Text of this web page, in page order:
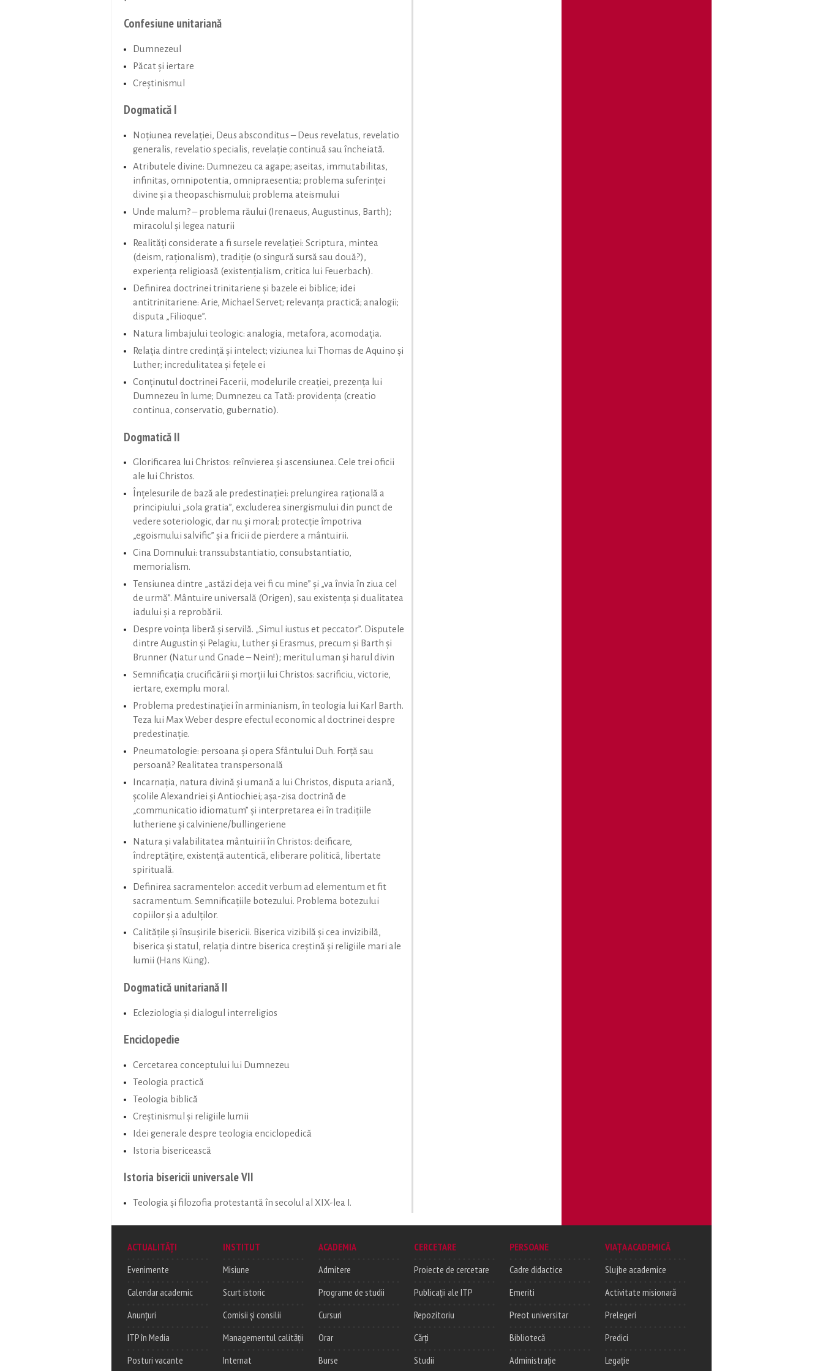
Confesiune unitariană
Dumnezeul
Păcat și iertare
Creștinismul
Dogmatică I
Noţiunea revelaţiei, Deus absconditus – Deus revelatus, revelatio
generalis, revelatio specialis, revelaţie continuă sau încheiată.
Atributele divine: Dumnezeu ca agape; aseitas, immutabilitas,
infinitas, omnipotentia, omnipraesentia; problema suferinţei
divine şi a theopaschismului; problema ateismului
Unde malum? – problema răului (Irenaeus, Augustinus, Barth);
miracolul şi legea naturii
Realităţi considerate a fi sursele revelaţiei: Scriptura, mintea
(deism, raţionalism), tradiţie (o singură sursă sau două?),
experienţa religioasă (existenţialism, critica lui Feuerbach).
Definirea doctrinei trinitariene şi bazele ei biblice; idei
antitrinitariene: Arie, Michael Servet; relevanţa practică; analogii;
disputa „Filioque”.
Natura limbajului teologic: analogia, metafora, acomodaţia.
Relaţia dintre credinţă şi intelect; viziunea lui Thomas de Aquino şi
Luther; incredulitatea şi feţele ei
Conţinutul doctrinei Facerii, modelurile creaţiei, prezenţa lui
Dumnezeu în lume; Dumnezeu ca Tată: providenţa (creatio
continua, conservatio, gubernatio).
Dogmatică II
Glorificarea lui Christos: reînvierea şi ascensiunea. Cele trei oficii
ale lui Christos.
Înţelesurile de bază ale predestinaţiei: prelungirea raţională a
principiului „sola gratia”, excluderea sinergismului din punct de
vedere soteriologic, dar nu şi moral; protecţie împotriva
„egoismului salvific” şi a fricii de pierdere a mântuirii.
Cina Domnului: transsubstantiatio, consubstantiatio,
memorialism.
Tensiunea dintre „astăzi deja vei fi cu mine” şi „va învia în ziua cel
de urmă”. Mântuire universală (Origen), sau existenţa şi dualitatea
iadului şi a reprobării.
Despre voinţa liberă şi servilă. „Simul iustus et peccator”. Disputele
dintre Augustin şi Pelagiu, Luther şi Erasmus, precum şi Barth şi
Brunner (Natur und Gnade – Nein!); meritul uman şi harul divin
Semnificaţia crucificării şi morţii lui Christos: sacrificiu, victorie,
iertare, exemplu moral.
Problema predestinaţiei în arminianism, în teologia lui Karl Barth.
Teza lui Max Weber despre efectul economic al doctrinei despre
predestinaţie.
Pneumatologie: persoana şi opera Sfântului Duh. Forţă sau
persoană? Realitatea transpersonală
Incarnaţia, natura divină şi umană a lui Christos, disputa ariană,
şcolile Alexandriei şi Antiochiei; aşa-zisa doctrină de
„communicatio idiomatum” şi interpretarea ei în tradiţiile
lutheriene şi calviniene/bullingeriene
Natura şi valabilitatea mântuirii în Christos: deificare,
îndreptăţire, existenţă autentică, eliberare politică, libertate
spirituală.
Definirea sacramentelor: accedit verbum ad elementum et fit
sacramentum. Semnificaţiile botezului. Problema botezului
copiilor şi a adulţilor.
Calităţile şi însuşirile bisericii. Biserica vizibilă şi cea invizibilă,
biserica şi statul, relaţia dintre biserica creştină şi religiile mari ale
lumii (Hans Küng).
Dogmatică unitariană II
Ecleziologia și dialogul interreligios
Enciclopedie
Cercetarea conceptului lui Dumnezeu
Teologia practică
Teologia biblică
Creștinismul și religiile lumii
Idei generale despre teologia enciclopedică
Istoria bisericească
Istoria bisericii universale VII
Teologia și filozofia protestantă în secolul al XIX-lea I.
ACTUALITĂȚI
Evenimente
Calendar academic
Anunțuri
ITP în Media
Posturi vacante
INSTITUT
Misiune
Scurt istoric
Comisii și consilii
Managementul calității
Internat
ACADEMIA
Admitere
Programe de studii
Cursuri
Orar
Burse
CERCETARE
Proiecte de cercetare
Publicații ale ITP
Repozitoriu
Cărți
Studii
PERSOANE
Cadre didactice
Emeriti
Preot universitar
Bibliotecă
Administrație
VIAȚA ACADEMICĂ
Slujbe academice
Activitate misionară
Prelegeri
Predici
Legație